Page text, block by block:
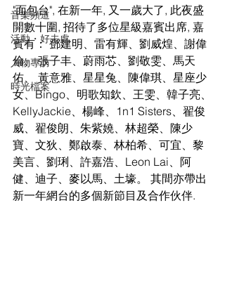
音樂頻道
活動・好去處
人物專訪
時光檔案
"面包台", 在新一年, 又一歲大了, 此夜盛
開數十圍, 招待了多位星級嘉賓出席, 嘉
賓有： 鄧建明、雷有輝、劉威煌、謝偉
倫、 張子丰、蔚雨芯、劉敬雯、馬天
佑、 黃意雅、星星兔、陳偉琪、星座少
女、Bingo、明歌知欽、王雯、韓子亮、
KellyJackie、楊峰、1n1 Sisters、翟俊
威、翟俊朗、朱紫嬈、林超榮、陳少
寶、文狄、鄭啟泰、林柏希、可宜、黎
美言、劉琍、許嘉浩、Leon Lai、阿
健、迪子、麥以馬、土壕。 其間亦帶出
新一年網台的多個新節目及合作伙伴.